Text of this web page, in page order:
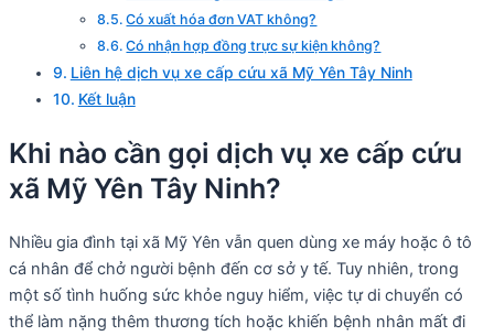
Có xuất hóa đơn VAT không?
Có nhận hợp đồng trực sự kiện không?
Liên hệ dịch vụ xe cấp cứu xã Mỹ Yên Tây Ninh
Kết luận
Khi nào cần gọi dịch vụ xe cấp cứu
xã Mỹ Yên Tây Ninh?
Nhiều gia đình tại xã Mỹ Yên vẫn quen dùng xe máy hoặc ô tô
cá nhân để chở người bệnh đến cơ sở y tế. Tuy nhiên, trong
một số tình huống sức khỏe nguy hiểm, việc tự di chuyển có
thể làm nặng thêm thương tích hoặc khiến bệnh nhân mất đi